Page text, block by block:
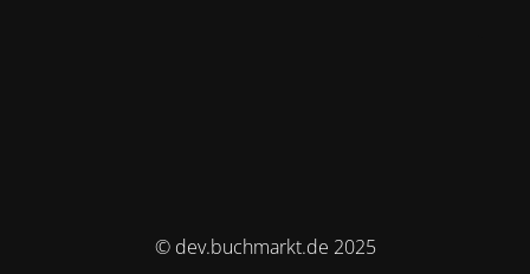
© dev.buchmarkt.de 2025